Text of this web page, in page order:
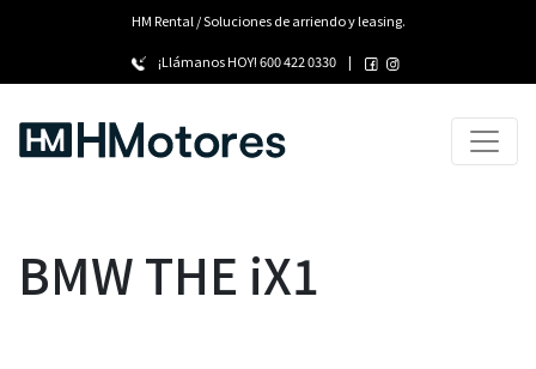
HM Rental / Soluciones de arriendo y leasing.
¡Llámanos HOY!600 422 0330 |
BMW THE iX1